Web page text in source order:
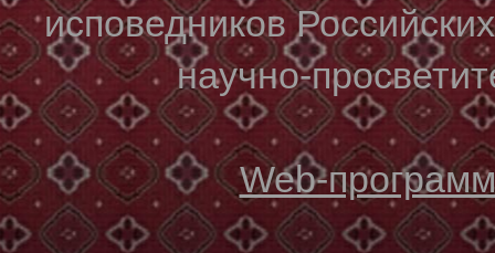
исповедников
научно-
Web-